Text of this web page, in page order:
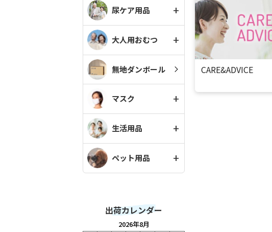
尿ケア用品
大人用おむつ
無地ダンボール
マスク
生活用品
ペット用品
出荷カレンダー
2026年8月
CARE&ADVICE